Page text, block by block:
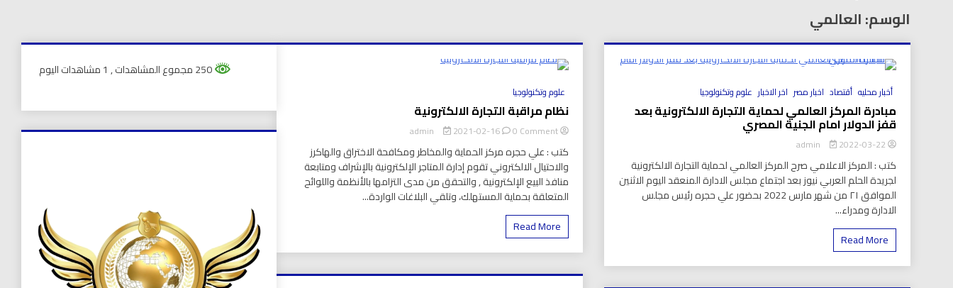
العربي نيوز
الوسم: العالمي
أخبار محليه أقتصاد اخبار مصر اخر الاخبار علوم وتكنولوجيا
مبادرة المركز العالمي لحماية التجارة الالكترونية بعد
قفز الدولار امام الجنية المصري
2022-03-22
كتب : المركز الاعلامي صرح المركز العالمي لحماية التجارة الالكترونية
لجريدة الحلم العربي نيوز بعد اجتماع مجلس الادارة المنعقد اليوم الاثنين
الموافق ٢١ من شهر مارس 2022 بحضور علي حجره رئيس مجلس
الادارة ومدراء...
Read More
علوم وتكنولوجيا
نظام مراقبة التجارة الالكترونية
admin
2021-02-16 0 Comment
on
مراقبة
التجارة
الالكترونية
كتب : علي حجره مركز الحماية والمخاطر ومكافحة الاختراق والهاكرز
والاحتيال الالكتروني تقوم إدارة المتاجر الإلكترونية بالإشراف ومتابعة
منافذ البيع الإلكترونية , والتحقق من مدى التزامها بالأنظمة واللوائح
المتعلقة بحماية المستهلك، وتلقي البلاغات الواردة...
Read More
, 1 مشاهدات اليوم